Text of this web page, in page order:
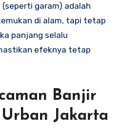
garam) adalah
di alam, tapi tetap
panjang selalu
efeknya tetap
Banjir
Jakarta